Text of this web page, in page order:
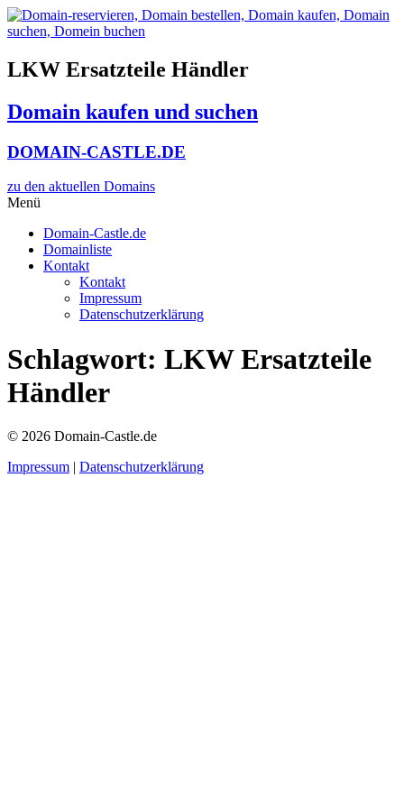
Zum
Inhalt
LKW Ersatzteile Händler
Domain kaufen und suchen
DOMAIN-CASTLE.DE
zu den aktuellen Domains​
Menü
Domain-Castle.de
Domainliste
Kontakt
Kontakt
Impressum
Datenschutzerklärung
Schlagwort: LKW Ersatzteile
Händler
© 2026 Domain-Castle.de
Impressum | Datenschutzerklärung